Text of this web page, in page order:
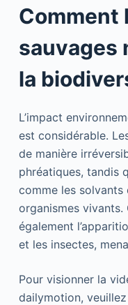
Comment
sauvages
la
L’impact
est considérable.
de manière
phréatiques, tandis
comme les solvants
organismes
également
et les insectes,
Pour visionner la
dailymotion,